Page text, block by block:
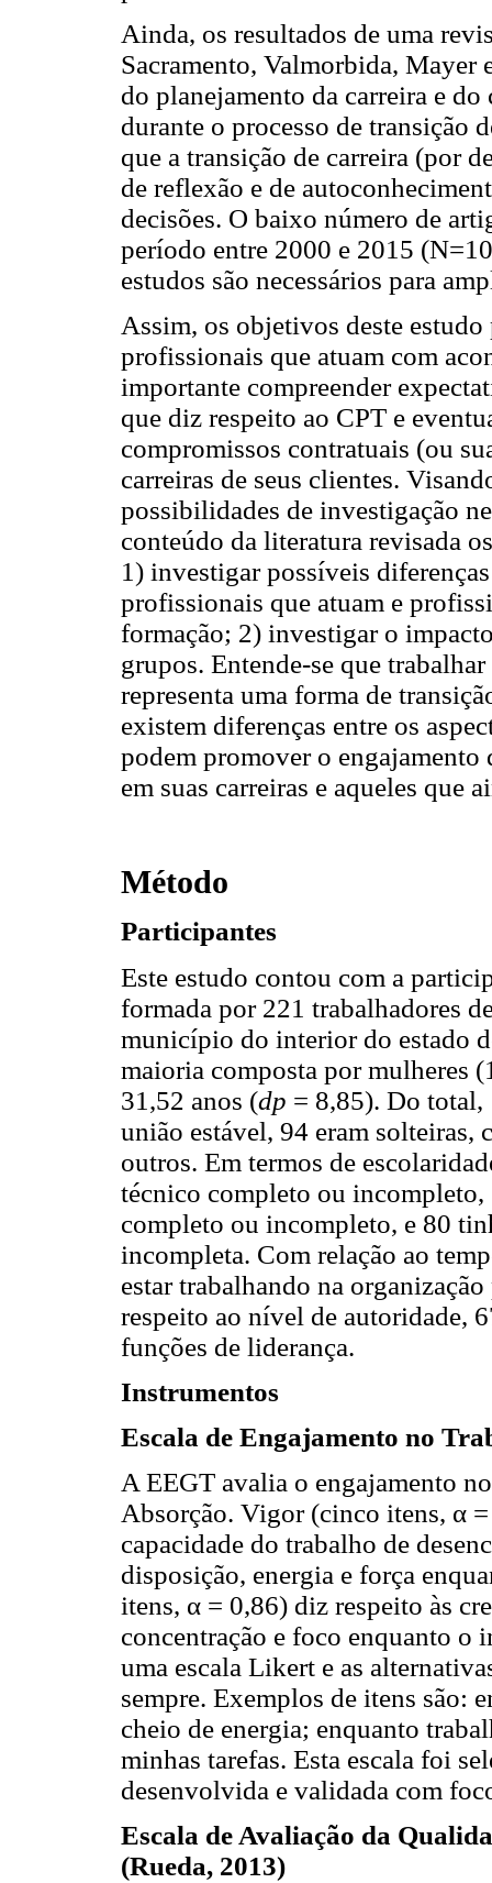
Ainda, os resultados de uma
Sacramento, Valmorbida,
do planejamento da carreira e
durante o processo de transição
que a transição de carreira (por
de reflexão e de
decisões. O baixo número de
período entre 2000 e 2015
estudos são necessários para
Assim, os objetivos deste
profissionais que atuam com
importante compreender
que diz respeito ao CPT e
compromissos contratuais (ou
carreiras de seus clientes.
possibilidades de investigação
conteúdo da literatura revisada
1) investigar possíveis
profissionais que atuam e
formação; 2) investigar o
grupos. Entende-se que
representa uma forma de
existem diferenças entre os
podem promover o engajamento
em suas carreiras e aqueles que
Método
Participantes
Este estudo contou com a
formada por 221 trabalhadores
município do interior do estado
maioria composta por mulheres
31,52 anos (dp = 8,85). Do total,
união estável, 94 eram solteiras,
outros. Em termos de
técnico completo ou
completo ou incompleto, e 80
incompleta. Com relação ao
estar trabalhando na
respeito ao nível de autoridade,
funções de liderança.
Instrumentos
Escala de Engajamento no
A EEGT avalia o engajamento
Absorção. Vigor (cinco itens, α
capacidade do trabalho de
disposição, energia e força
itens, α = 0,86) diz respeito às
concentração e foco enquanto o
uma escala Likert e as
sempre. Exemplos de itens são:
cheio de energia; enquanto
minhas tarefas. Esta escala foi
desenvolvida e validada com
Escala de Avaliação da
(Rueda, 2013)